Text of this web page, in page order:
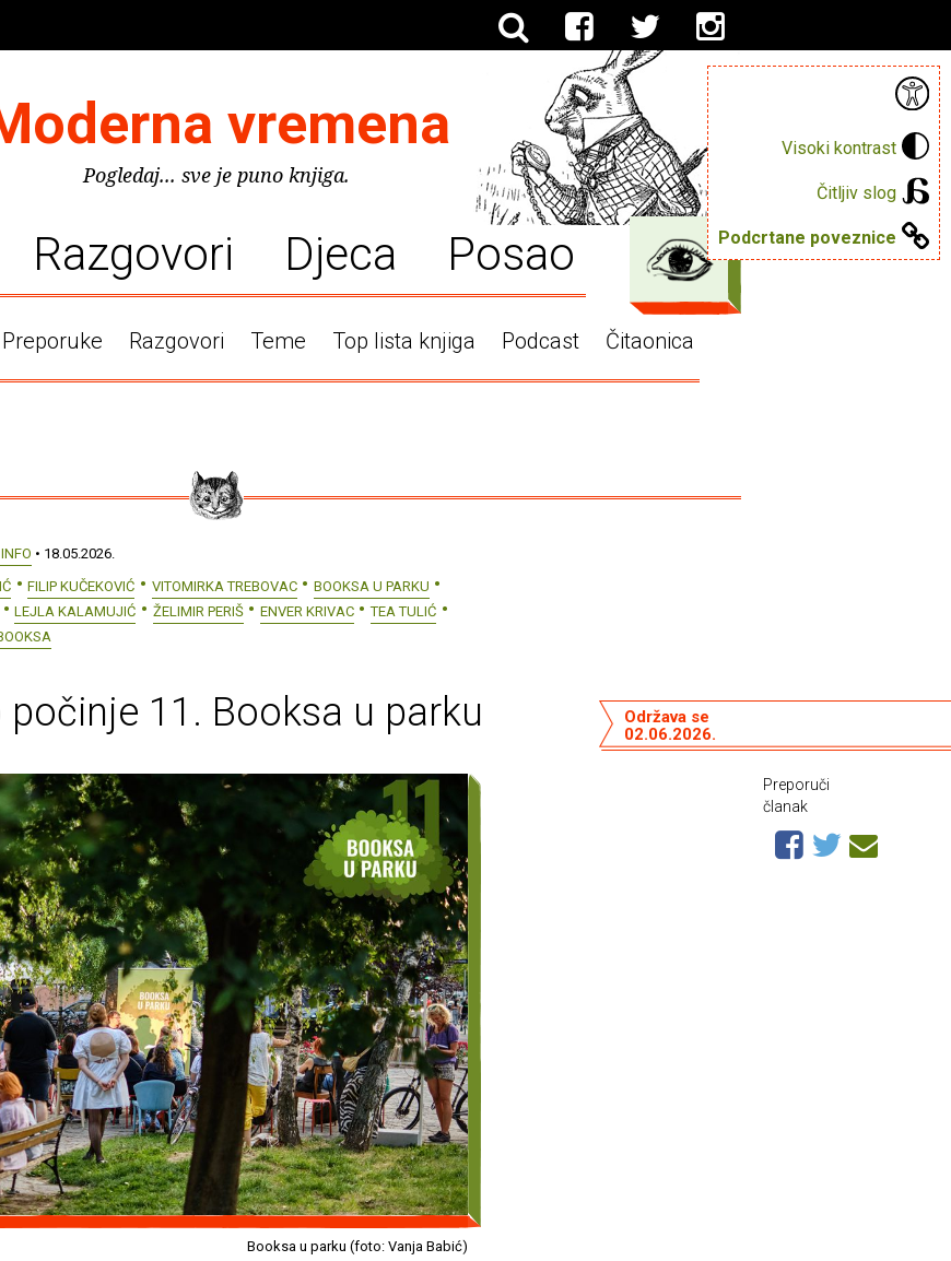
Visoki kontrast
Čitljiv slog
Podcrtane poveznice
vremena
Pogledaj... sve je puno knjiga.
Razgovori Djeca Posao
Preporuke Razgovori Teme Top lista knjiga Podcast Čitaonica
• 18.05.2026.
FILIP KUČEKOVIĆ VITOMIRKA TREBOVAC
BOOKSA U PARKU
LEJLA KALAMUJIĆ ŽELIMIR PERIŠ ENVER KRIVAC
TEA TULIĆ
počinje 11. Booksa u parku
Održava se
02.06.2026.
Booksa u parku (foto: Vanja Babić)
Preporuči
članak